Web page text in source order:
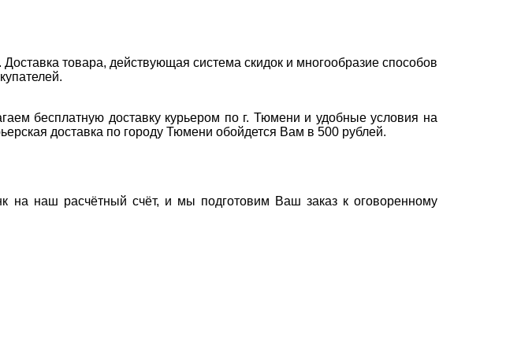
товара, действующая система скидок и многообразие способов
бесплатную доставку курьером по г. Тюмени и удобные условия на
доставка по городу Тюмени обойдется Вам в 500 рублей.
на наш расчётный счёт, и мы подготовим Ваш заказ к оговоренному